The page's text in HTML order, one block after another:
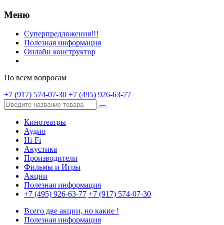
Меню
Суперпредложения!!!
Полезная информация
Онлайн конструктор
По всем вопросам
+7 (917) 574-07-30 +7 (495) 926-63-77
Кинотеатры
Аудио
Hi-Fi
Акустика
Производители
Фильмы и Игры
Акции
Полезная информация
+7 (495) 926-63-77 +7 (917) 574-07-30
Всего две акции, но какие !
Полезная информация